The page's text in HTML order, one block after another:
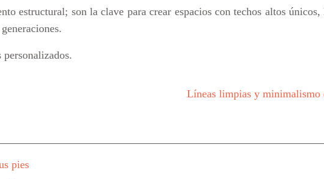
estructural; son la clave para crear espacios con techos altos
Líneas limpias y minimalismo
pies